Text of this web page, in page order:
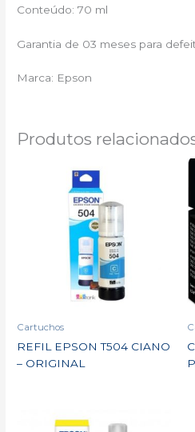
Conteúdo: 70 ml
Garantia de 03 meses para
Marca: Epson
Produtos
Cartuchos
REFIL EPSON T504 CIANO
– ORIGINAL